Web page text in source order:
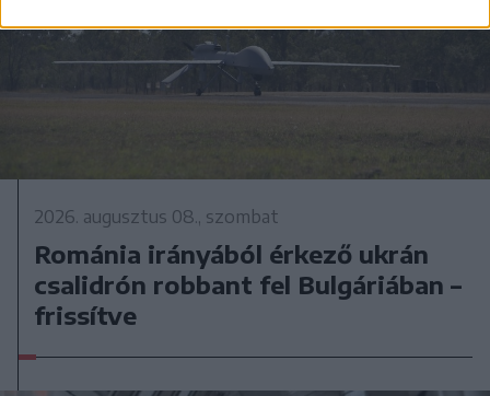
2026. augusztus 08., szombat
Románia irányából érkező ukrán
csalidrón robbant fel Bulgáriában –
frissítve